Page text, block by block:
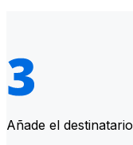
Añade el destinatario